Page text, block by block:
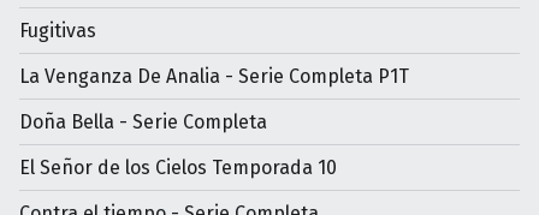
Fugitivas
La Venganza De Analia - Serie Completa P1T
Doña Bella - Serie Completa
El Señor de los Cielos Temporada 10